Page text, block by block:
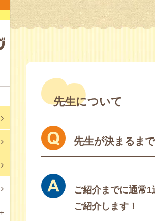
先生について
先生が決まるま
ご紹介までに通常
ご紹介します！